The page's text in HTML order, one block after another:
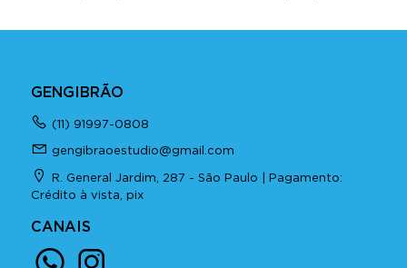
GENGIBRÃO
(11) 91997-0808
gengibraoestudio@gmail.com
R. General Jardim, 287 - São Paulo | Pagamento:
Crédito à vista, pix
CANAIS